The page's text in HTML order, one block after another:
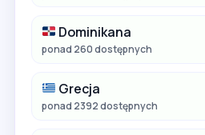
Dominikana
ponad 260 dostępnych
Grecja
ponad 2392 dostępnych